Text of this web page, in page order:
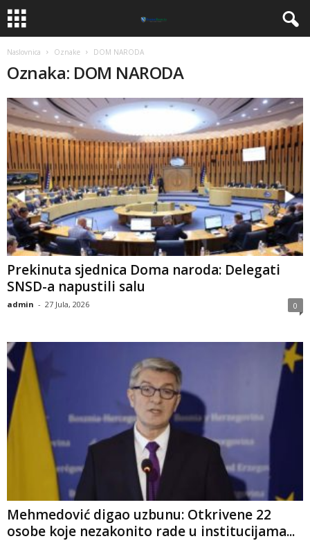
Naslovnica Oznake DOM NARODA
Oznaka: DOM NARODA
​Prekinuta sjednica Doma naroda: Delegati
SNSD-a napustili salu
admin - 27 Jula, 2026 0
​Mehmedović digao uzbunu: Otkrivene 22
osobe koje nezakonito rade u institucijama...